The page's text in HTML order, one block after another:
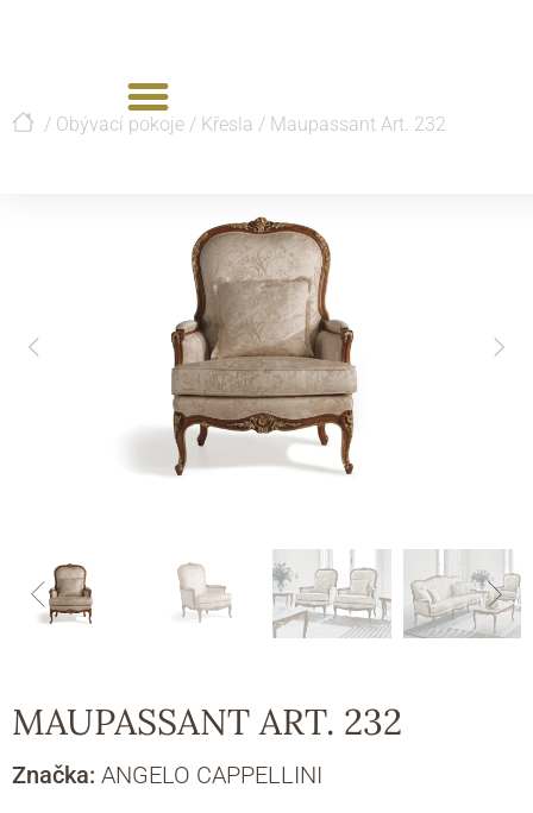
/ Obývací pokoje / Křesla / Maupassant Art. 232
MAUPASSANT ART. 232
Značka: ANGELO CAPPELLINI